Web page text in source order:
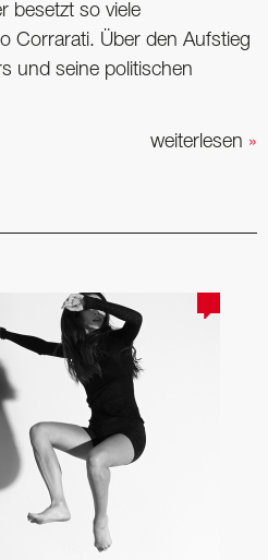
besetzt so viele
Corrarati. Über den Aufstieg
und seine politischen
weiterlesen »